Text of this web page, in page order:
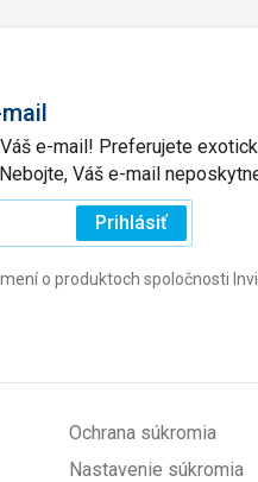
e-mail! Preferujete
Váš e-mail
Prihlásiť
o produktoch spoločnosti
Ochrana súkromia
Nastavenie súkromia